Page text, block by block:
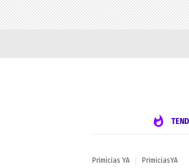
Primicias YA PrimiciasYA